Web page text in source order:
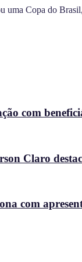
uma Copa do
com
Claro
com